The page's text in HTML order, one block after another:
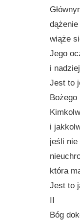
wiąże
Jego
i
Jest to
Bożego
i
jeśli nie
która
Jest to
II
Bóg